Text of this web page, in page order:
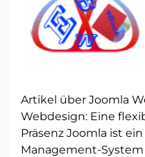
Artikel über Joomla
Webdesign: Eine
Präsenz Joomla ist
Management-System